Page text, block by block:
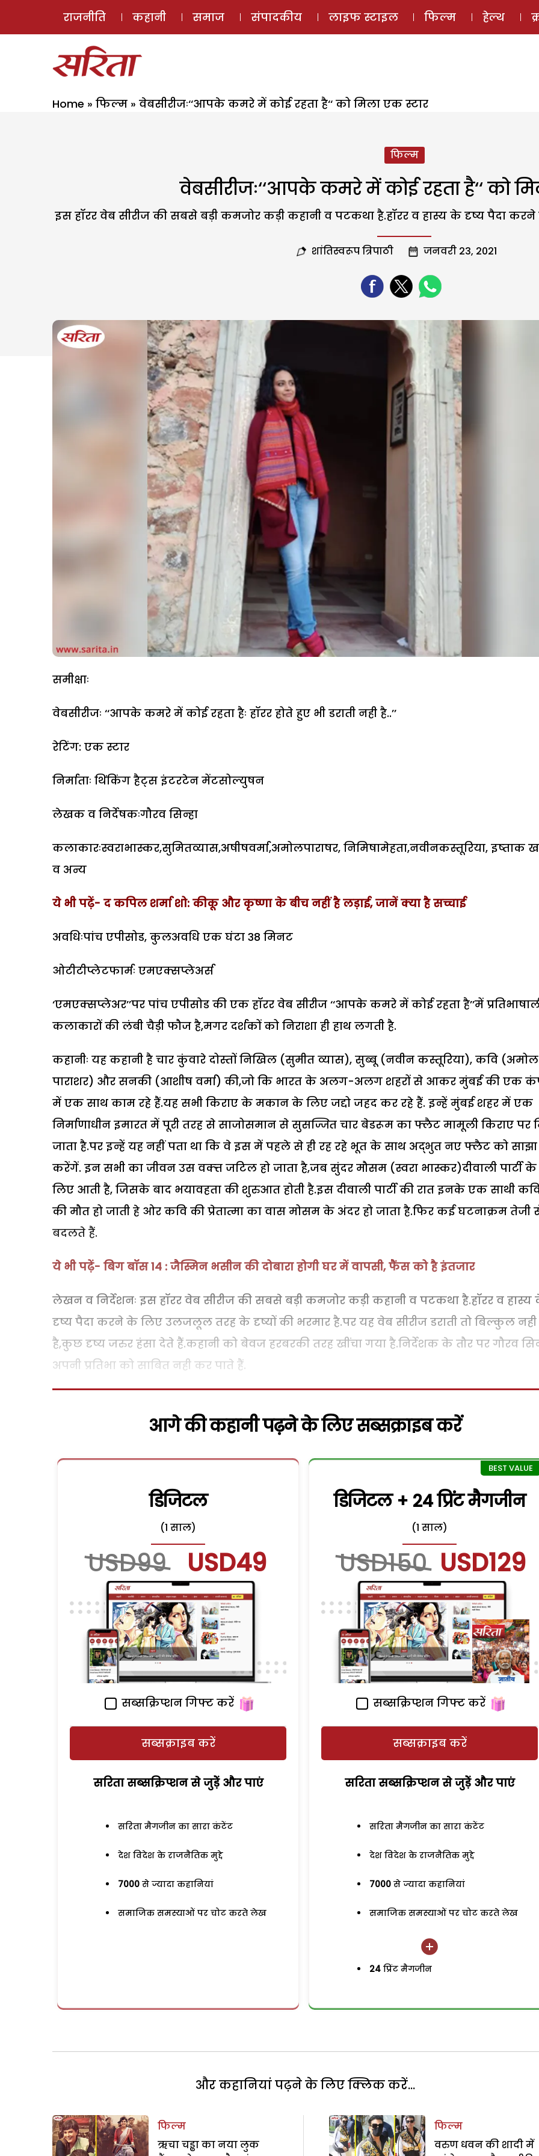
ई-मैगज़ीन
राजनीति कहानी समाज संपादकीय लाइफ स्टाइल फिल्म हेल्थ
Home » फिल्म » वेबसीरीजः‘‘आपके कमरे में कोई रहता है‘‘ को मिला एक स्टार
फिल्म
वेबसीरीजः‘‘आपके कमरे में कोई रहता है‘‘ को
इस हॉरर वेब सीरीज की सबसे बड़ी कमजोर कड़ी कहानी व पटकथा है.हॉरर व हास्य के दृष्य पैदा
शांतिस्वरूप त्रिपाठी जनवरी 23, 2021
समीक्षाः
वेबसीरीजः ‘‘आपके कमरे में कोई रहता हैः हॉरर होते हुए भी डराती नही है..’’
रेटिंग: एक स्टार
निर्माताः थिंकिंग हैट्स इंटरटेन मेंटसोल्युषन
लेखक व निर्देषकःगौरव सिन्हा
कलाकारःस्वराभास्कर,सुमितव्यास,अषीषवर्मा,अमोलपाराषर, निमिषामेहता,नवीनकस्तूरिया, इष्ताक
व अन्य
ये भी पढ़ें- द कपिल शर्मा शो: कीकू और कृष्णा के बीच नहीं है लड़ाई, जानें क्या है सच्चाई
अवधिःपांच एपीसोड, कुलअवधि एक घंटा 38 मिनट
ओटीटीप्लेटफार्मः एमएक्सप्लेअर्स
‘एमएक्सप्लेअर’’पर पांच एपीसोड की एक हॉरर वेब सीरीज ‘‘आपके कमरे में कोई रहता है’’में
कलाकारों की लंबी चैड़ी फौज है,मगर दर्शकों को निराशा ही हाथ लगती है.
कहानीः यह कहानी है चार कुंवारे दोस्तों निखिल (सुमीत व्यास), सुब्बू (नवीन कस्तूरिया), कवि (अमोल
पाराशर) और सनकी (आशीष वर्मा) की,जो कि भारत के अलग-अलग शहरों से आकर मुंबई की एक
में एक साथ काम रहे हैं.यह सभी किराए के मकान के लिए जद्दो जहद कर रहे हैं. इन्हें मुंबई शहर में एक
निर्माणाधीन इमारत में पूरी तरह से साजोसमान से सुसज्जित चार बेडरूम का फ्लैट मामूली किराए पर
जाता है.पर इन्हें यह नहीं पता था कि वे इस में पहले से ही रह रहे भूत के साथ अद्भुत नए फ्लैट को साझा
करेंगें. इन सभी का जीवन उस वक्त्त जटिल हो जाता है,जब सुंदर मौसम (स्वरा भास्कर)दीवाली पार्टी के
लिए आती है, जिसके बाद भयावहता की शुरुआत होती है.इस दीवाली पार्टी की रात इनके एक साथी
की मौत हो जाती हे ओर कवि की प्रेतात्मा का वास मोसम के अंदर हो जाता है.फिर कई घटनाक्रम तेजी
बदलते हैं.
ये भी पढ़ें- बिग बॉस 14 : जैस्मिन भसीन की दोबारा होगी घर में वापसी, फैंस को है इंतजार
लेखन व निर्देशनः इस हॉरर वेब सीरीज की सबसे बड़ी कमजोर कड़ी कहानी व पटकथा है.हॉरर व हास्य
दृष्य पैदा करने के लिए उलजलूल तरह के दृष्यों की भरमार है.पर यह वेब सीरीज डराती तो बिल्कुल नही
है,कुछ दृष्य जरुर हंसा देते हैं.कहानी को बेवज हरबरकी तरह खींचा गया है.निर्देशक के तौर पर गौरव
अपनी प्रतिभा को साबित नही कर पाते हैं.
आगे की कहानी पढ़ने के लिए सब्सक्राइब करें
डिजिटल
(1 साल)
USD99 USD49
सब्सक्रिप्शन गिफ्ट करें
सब्सक्राइब करें
सरिता सब्सक्रिप्शन से जुड़ेें और पाएं
सरिता मैगजीन का सारा कंटेंट
देश विदेश के राजनैतिक मुद्दे
7000 से ज्यादा कहानियां
समाजिक समस्याओं पर चोट करते लेख
डिजिटल + 24 प्रिंट मैगजीन
(1 साल)
USD150 USD129
सब्सक्रिप्शन गिफ्ट करें
सब्सक्राइब करें
सरिता सब्सक्रिप्शन से जुड़ेें और पाएं
सरिता मैगजीन का सारा कंटेंट
देश विदेश के राजनैतिक मुद्दे
7000 से ज्यादा कहानियां
समाजिक समस्याओं पर चोट करते लेख
24 प्रिंट मैगजीन
और कहानियां पढ़ने के लिए क्लिक करें...
फिल्म
ऋचा चड्ढा का नया लुक
फिल्म
वरुण धवन की शादी में